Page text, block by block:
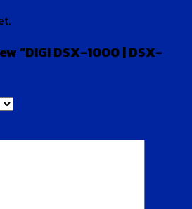
“DIGI DSX-1000 | DSX-